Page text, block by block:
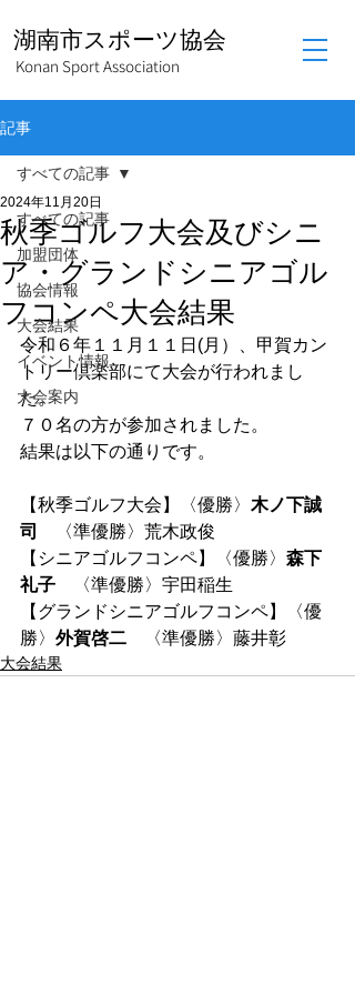
湖南市スポーツ協会
Konan Sport Association
記事
すべての記事
加盟団体
協会情報
大会結果
イベント情報
大会案内
すべての記事
秋季ゴルフ大会及びシニ
ア・グランドシニアゴル
フコンペ大会結果
2024年11月20日
令和６年１１月１１日(月）、甲賀カン
トリー倶楽部にて大会が行われまし
た。
７０名の方が参加されました。
結果は以下の通りです。
【秋季ゴルフ大会】〈優勝〉 木ノ下誠
司
〈準優勝〉荒木政俊
【シニアゴルフコンペ】〈優勝〉 森下
礼子 〈準優勝〉宇田稲生
【グランドシニアゴルフコンペ】〈優
勝〉 外賀啓二 〈準優勝〉藤井彰
大会結果